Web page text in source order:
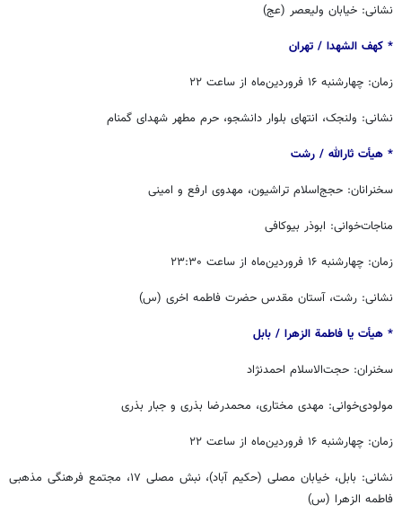
نشانی: خیابان ولیعصر (عج)
* کهف الشهدا / ‏‬تهران
زمان: چهارشنبه ۱۶ فروردین‌ماه از ساعت ۲۲
نشانی: ولنجک، انتهای بلوار دانشجو، حرم مطهر شهدای گمنام
* هیأت ثارالله / ‏رشت
سخنرانان: حجج‌اسلام تراشیون، مهدوی ارفع و امینی
مناجات‌خوانی: ابوذر بیوکافی
زمان: چهارشنبه ۱۶ فروردین‌ماه از ساعت ۲۳:۳۰
نشانی: رشت، آستان مقدس حضرت فاطمه اخری (س)
* هیأت یا فاطمة الزهرا / ‏بابل
سخنران: حجت‌الاسلام احمدنژاد
مولودی‌خوانی: مهدی مختاری، محمدرضا بذری و جبار بذری
زمان: چهارشنبه ۱۶ فروردین‌ماه از ساعت ۲۲
نشانی: بابل، خیابان مصلی (حکیم آباد)، نبش مصلی ۱۷، مجتمع فرهنگی مذهبی
فاطمه الزهرا (س)